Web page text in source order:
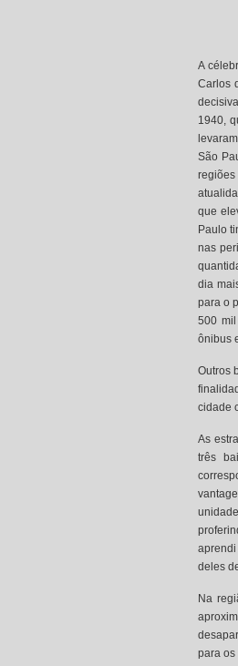
A
Carlos
1940,
São
que
Paulo
nas
dia
para o
500
ônibus
Outros
cidade
As
três
deles
Na
para os